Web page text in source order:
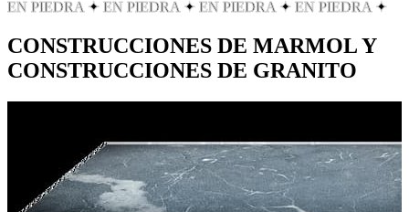
EN PIEDRA ✦ EN PIEDRA ✦ EN PIEDRA ✦ EN PIEDRA ✦
CONSTRUCCIONES DE MARMOL Y
CONSTRUCCIONES DE GRANITO